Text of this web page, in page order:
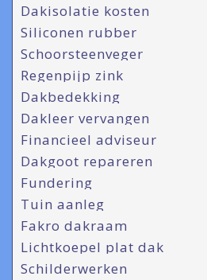
Dakisolatie kosten
Siliconen rubber
Schoorsteenveger
Regenpijp zink
Dakbedekking
Dakleer vervangen
Financieel adviseur
Dakgoot repareren
Fundering
Tuin aanleg
Fakro dakraam
Lichtkoepel plat dak
Schilderwerken